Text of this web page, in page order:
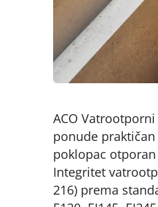
ACO
ponude
poklopac
Integritet
216) prema